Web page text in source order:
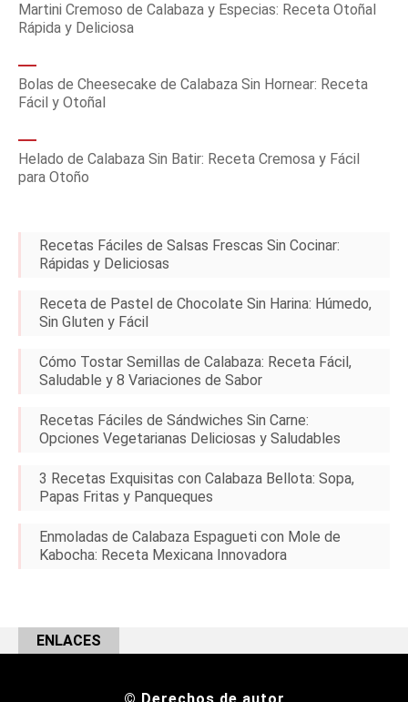
Martini Cremoso de Calabaza y Especias: Receta Otoñal
Rápida y Deliciosa
Bolas de Cheesecake de Calabaza Sin Hornear: Receta
Fácil y Otoñal
Helado de Calabaza Sin Batir: Receta Cremosa y Fácil
para Otoño
Recetas Fáciles de Salsas Frescas Sin Cocinar:
Rápidas y Deliciosas
Receta de Pastel de Chocolate Sin Harina: Húmedo,
Sin Gluten y Fácil
Cómo Tostar Semillas de Calabaza: Receta Fácil,
Saludable y 8 Variaciones de Sabor
Recetas Fáciles de Sándwiches Sin Carne:
Opciones Vegetarianas Deliciosas y Saludables
3 Recetas Exquisitas con Calabaza Bellota: Sopa,
Papas Fritas y Panqueques
Enmoladas de Calabaza Espagueti con Mole de
Kabocha: Receta Mexicana Innovadora
ENLACES